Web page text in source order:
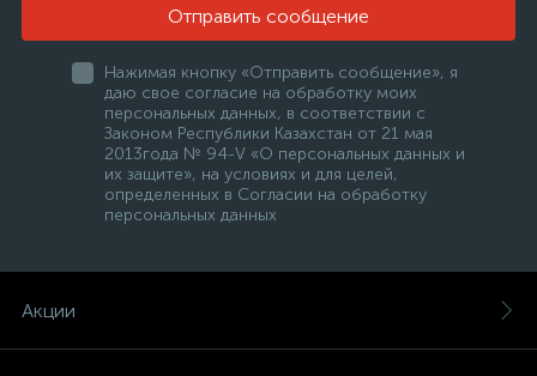
Отправить сообщение
Нажимая кнопку «Отправить сообщение», я
даю свое согласие на обработку моих
персональных данных, в соответствии с
Законом Республики Казахстан от 21 мая
2013года № 94-V «О персональных данных и
их защите», на условиях и для целей,
определенных в Согласии на обработку
персональных данных
Акции